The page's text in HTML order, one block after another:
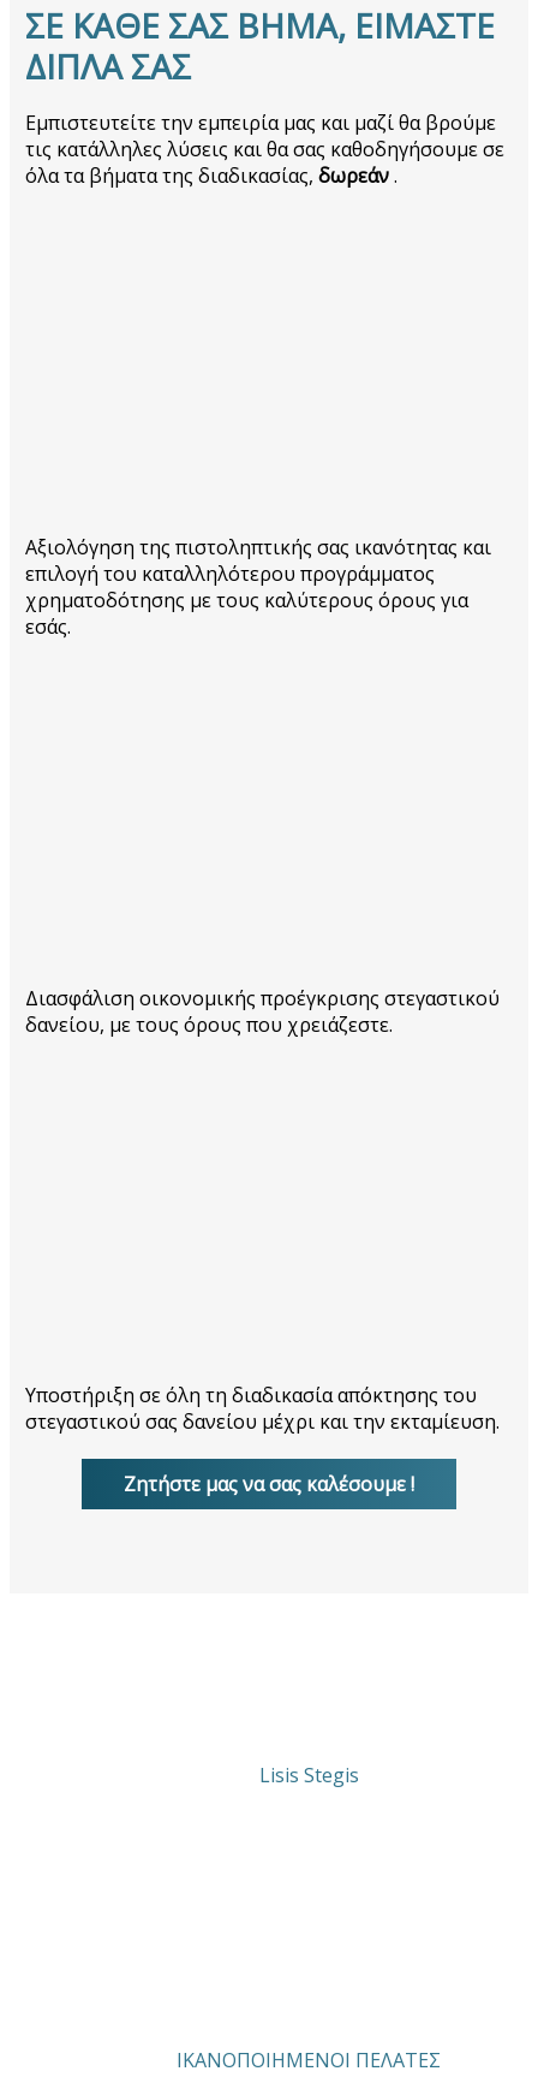
ΣΕ ΚΑΘΕ ΣΑΣ ΒΗΜΑ, ΕΙΜΑΣΤΕ
ΔΙΠΛΑ ΣΑΣ
Εμπιστευτείτε την εμπειρία μας και μαζί θα βρούμε
τις κατάλληλες λύσεις και θα σας καθοδηγήσουμε σε
όλα τα βήματα της διαδικασίας, δωρεάν.
Αξιολόγηση της πιστοληπτικής σας ικανότητας και
επιλογή του καταλληλότερου προγράμματος
χρηματοδότησης με τους καλύτερους όρους για
εσάς.
Διασφάλιση οικονομικής προέγκρισης στεγαστικού
δανείου, με τους όρους που χρειάζεστε.
Υποστήριξη σε όλη τη διαδικασία απόκτησης του
στεγαστικού σας δανείου μέχρι και την εκταμίευση.
Ζητήστε μας να σας καλέσουμε !
Συμφωνώ με τους όρους χρήσης
Lisis Stegis
ΙΚΑΝΟΠΟΙΗΜΕΝΟΙ ΠΕΛΑΤΕΣ